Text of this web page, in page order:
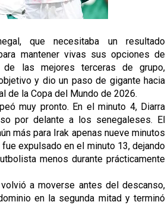
que necesitaba un resultado
mantener vivas sus opciones de
de las mejores terceras de grupo,
y dio un paso de gigante hacia
de la Copa del Mundo de 2026.
muy pronto. En el minuto 4, Diarra
por delante a los senegaleses. El
más para Irak apenas nueve minutos
expulsado en el minuto 13, dejando
menos durante prácticamente
a moverse antes del descanso,
en la segunda mitad y terminó